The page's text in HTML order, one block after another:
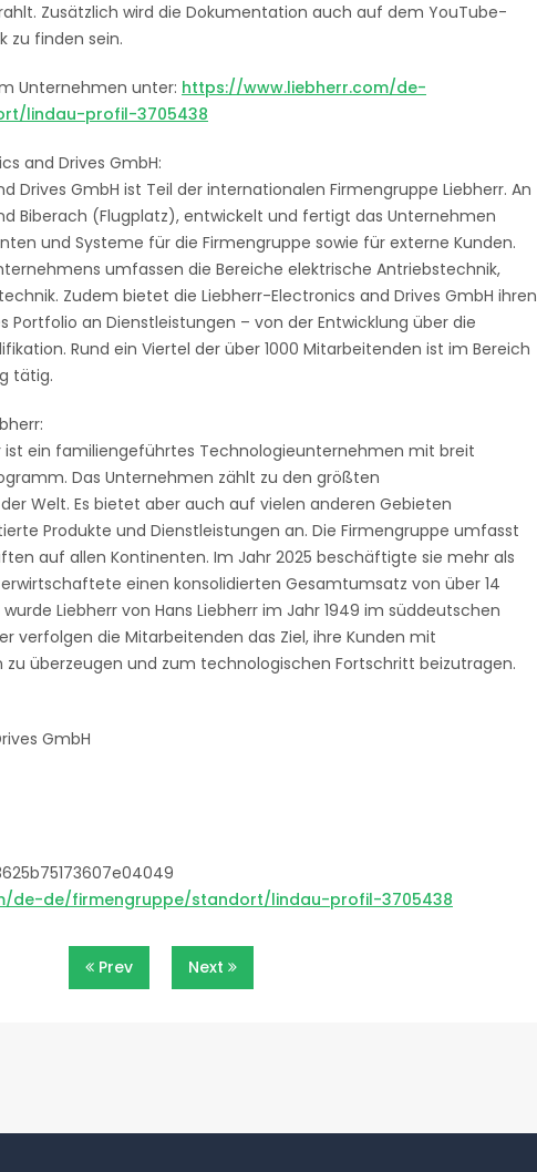
Zusätzlich wird die Dokumentation auch auf dem YouTube-
zu finden sein.
Unternehmen unter: https://www.liebherr.com/de-
lindau-profil-3705438
and Drives GmbH:
Drives GmbH ist Teil der internationalen Firmengruppe Liebherr. An
Biberach (Flugplatz), entwickelt und fertigt das Unternehmen
und Systeme für die Firmengruppe sowie für externe Kunden.
umfassen die Bereiche elektrische Antriebstechnik,
Zudem bietet die Liebherr-Electronics and Drives GmbH ihren
Portfolio an Dienstleistungen – von der Entwicklung über die
Rund ein Viertel der über 1000 Mitarbeitenden ist im Bereich
tätig.
ist ein familiengeführtes Technologieunternehmen mit breit
Das Unternehmen zählt zu den größten
Welt. Es bietet aber auch auf vielen anderen Gebieten
Produkte und Dienstleistungen an. Die Firmengruppe umfasst
auf allen Kontinenten. Im Jahr 2025 beschäftigte sie mehr als
einen konsolidierten Gesamtumsatz von über 14
Liebherr von Hans Liebherr im Jahr 1949 im süddeutschen
verfolgen die Mitarbeitenden das Ziel, ihre Kunden mit
zu überzeugen und zum technologischen Fortschritt beizutragen.
GmbH
de-de/firmengruppe/standort/lindau-profil-3705438
Prev Next